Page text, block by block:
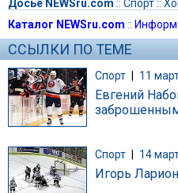
Досье NEWSru.com :: Спорт::
Каталог NEWSru.com ::
ССЫЛКИ ПО ТЕМЕ
Спорт | 11
Евгений
Спорт 14
Игорь